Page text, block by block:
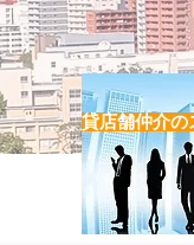
「二日町」
貸店舗仲介の